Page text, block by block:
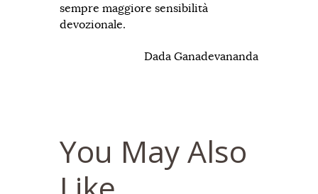
sempre maggiore sensibilità
devozionale.
Dada Ganadevananda
You May Also